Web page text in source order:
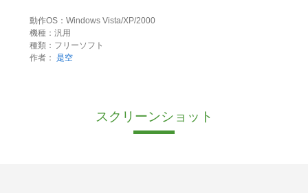
動作OS：Windows Vista/XP/2000
機種：汎用
種類：フリーソフト
作者： 是空
スクリーンショット